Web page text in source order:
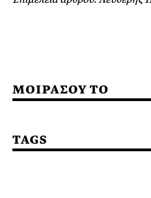
ΜΟΙΡΑΣΟΥ ΤΟ
TAGS